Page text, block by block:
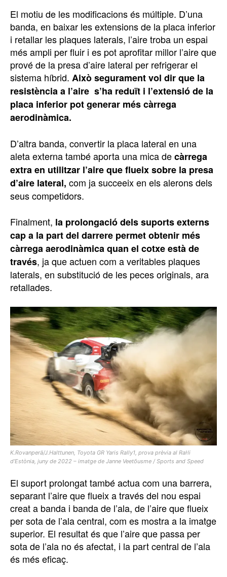
El motiu de les modificacions és múltiple. D’una
banda, en baixar les extensions de la placa inferior
i retallar les plaques laterals, l’aire troba un espai
més ampli per fluir i es pot aprofitar millor l’aire que
prové de la presa d’aire lateral per refrigerar el
sistema híbrid. Això segurament vol dir que la
resistència a l’aire s’ha reduït i l’extensió de la
placa inferior pot generar més càrrega
aerodinàmica.
D’altra banda, convertir la placa lateral en una
aleta externa també aporta una mica decàrrega
extra en utilitzar l’aire que flueix sobre la presa
d’aire lateral, com ja succeeix en els alerons dels
seus competidors.
Finalment, la prolongació dels suports externs
cap a la part del darrere permet obtenir més
càrrega aerodinàmica quan el cotxe està de
través, ja que actuen com a veritables plaques
laterals, en substitució de les peces originals, ara
retallades.
K.Rovanperä/J.Halttunen, Toyota GR Yaris Rally1, prova prèvia al Ral·li
d’Estònia, juny de 2022 – imatge de Janne Veetõusme / Sports and Speed
El suport prolongat també actua com una barrera,
separant l’aire que flueix a través del nou espai
creat a banda i banda de l’ala, de l’aire que flueix
per sota de l’ala central, com es mostra a la imatge
superior. El resultat és que l’aire que passa per
sota de l’ala no és afectat, i la part central de l’ala
és més eficaç.